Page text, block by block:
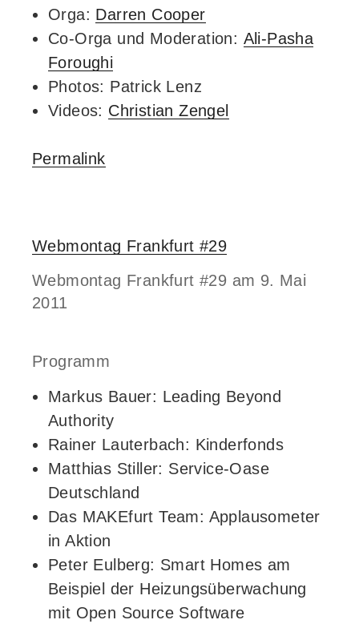
Orga: Darren Cooper
Co-Orga und Moderation: Ali-Pasha
Foroughi
Photos: Patrick Lenz
Videos: Christian Zengel
Permalink
Webmontag Frankfurt #29
Webmontag Frankfurt #29 am 9. Mai
2011
Programm
Markus Bauer: Leading Beyond
Authority
Rainer Lauterbach: Kinderfonds
Matthias Stiller: Service-Oase
Deutschland
Das MAKEfurt Team: Applausometer
in Aktion
Peter Eulberg: Smart Homes am
Beispiel der Heizungsüberwachung
mit Open Source Software